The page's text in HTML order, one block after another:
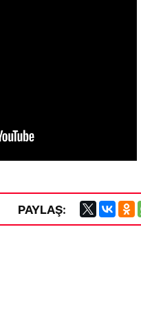
PAYLAŞ: